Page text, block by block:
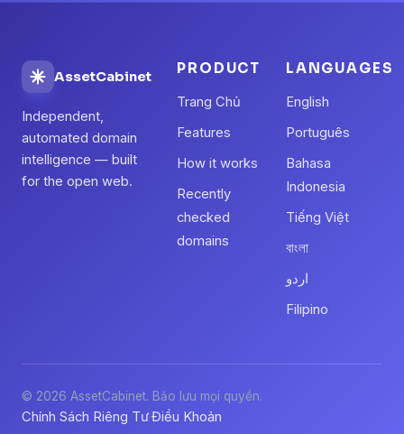
AssetCabinet
Independent,
automated domain
intelligence — built
for the open web.
PRODUCT
Trang Chủ
Features
How it works
Recently
checked
domains
LANGUAGES
English
Português
Bahasa
Indonesia
Tiếng Việt
বাংলা
اردو
Filipino
© 2026 AssetCabinet. Bảo lưu mọi quyền.
Chính Sách Riêng Tư·Điều Khoản